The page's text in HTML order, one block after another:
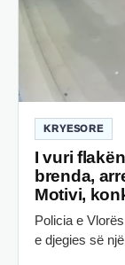
KRYESORE
I vuri
brenda,
Motivi,
Policia e
e djegies së